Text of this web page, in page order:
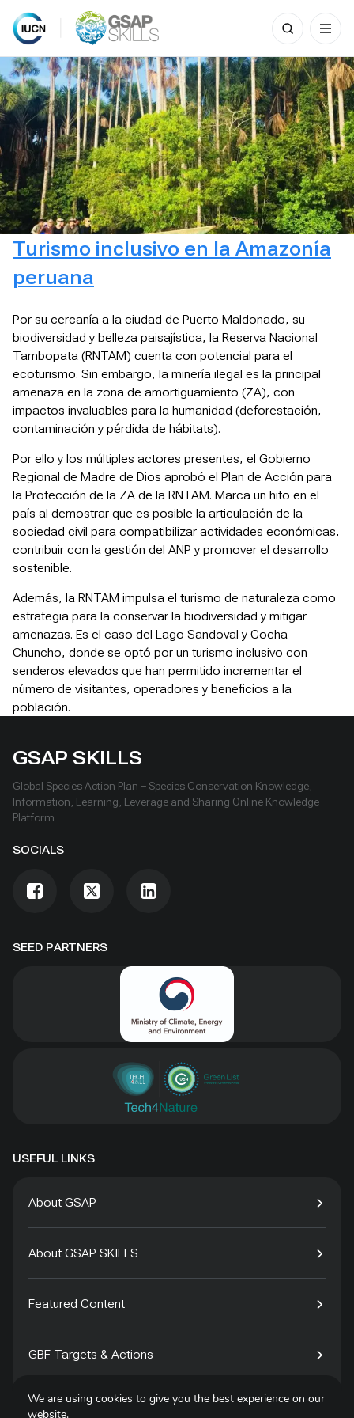
Skip
to
content
Search
for:
Turismo inclusivo en la Amazonía
peruana
Por su cercanía a la ciudad de Puerto Maldonado, su
biodiversidad y belleza paisajística, la Reserva Nacional
Tambopata (RNTAM) cuenta con potencial para el
ecoturismo. Sin embargo, la minería ilegal es la principal
amenaza en la zona de amortiguamiento (ZA), con
impactos invaluables para la humanidad (deforestación,
contaminación y pérdida de hábitats).
Por ello y los múltiples actores presentes, el Gobierno
Regional de Madre de Dios aprobó el Plan de Acción para
la Protección de la ZA de la RNTAM. Marca un hito en el
país al demostrar que es posible la articulación de la
sociedad civil para compatibilizar actividades económicas,
contribuir con la gestión del ANP y promover el desarrollo
sostenible.
Además, la RNTAM impulsa el turismo de naturaleza como
estrategia para la conservar la biodiversidad y mitigar
amenazas. Es el caso del Lago Sandoval y Cocha
Chuncho, donde se optó por un turismo inclusivo con
senderos elevados que han permitido incrementar el
número de visitantes, operadores y beneficios a la
población.
SEED PARTNERS
GSAP SKILLS
Global Species Action Plan – Species Conservation Knowledge,
Information, Learning, Leverage and Sharing Online Knowledge
Platform
SOCIALS
USEFUL LINKS
About GSAP
About GSAP SKILLS
Featured Content
GBF Targets & Actions
Tech4Species
We are using cookies to give you the best experience on our
website.